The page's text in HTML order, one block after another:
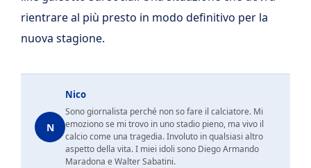
rientrare al più presto in modo definitivo per la
nuova stagione.
N
Nico
Sono giornalista perché non so fare il calciatore. Mi
emoziono se mi trovo in uno stadio pieno, ma vivo il
calcio come una tragedia. Involuto in qualsiasi altro
aspetto della vita. I miei idoli sono Diego Armando
Maradona e Walter Sabatini.